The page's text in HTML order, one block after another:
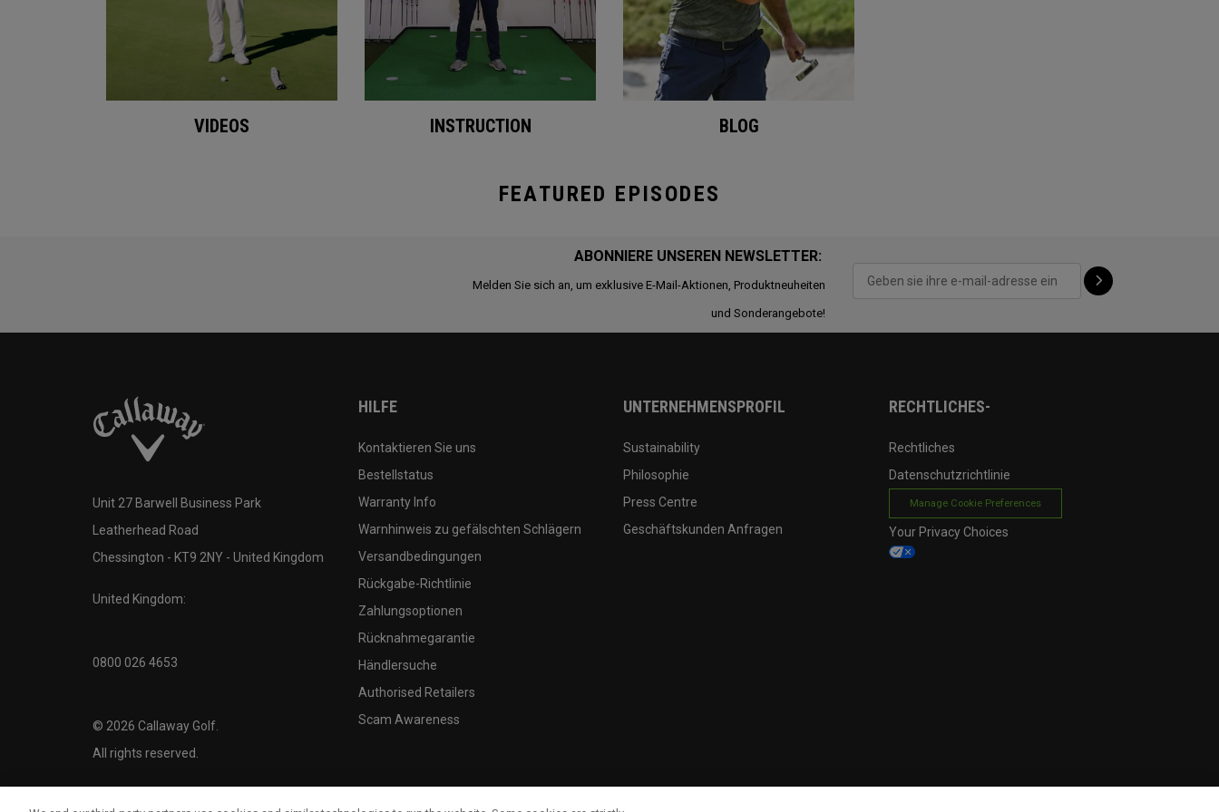
VIDEOS INSTRUCTION BLOG
FEATURED EPISODES
ABONNIERE UNSEREN NEWSLETTER:
Melden Sie sich an, um exklusive E-Mail-Aktionen, Produktneuheiten
und Sonderangebote!
Unit 27 Barwell Business Park
Leatherhead Road
Chessington - KT9 2NY - United Kingdom
United Kingdom:
0800 026 4653
© 2026 Callaway Golf.
All rights reserved.
HILFE
Kontaktieren Sie uns
Bestellstatus
Warranty Info
Warnhinweis zu gefälschten Schlägern
Versandbedingungen
Rückgabe-Richtlinie
Zahlungsoptionen
Rücknahmegarantie
Händlersuche
Authorised Retailers
Scam Awareness
UNTERNEHMENSPROFIL
Sustainability
Philosophie
Press Centre
Geschäftskunden Anfragen
RECHTLICHES-
Rechtliches
Datenschutzrichtlinie
Manage Cookie Preferences
Your Privacy Choices